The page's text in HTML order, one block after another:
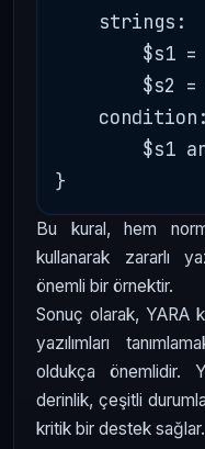
    strings:
$s1 =
$s2 =
    condition:
$s1
Bu kural, hem
kullanarak zararlı
önemli bir örnektir.
Sonuç olarak, YARA
yazılımları
oldukça önemlidir.
derinlik, çeşitli
kritik bir destek sağlar.